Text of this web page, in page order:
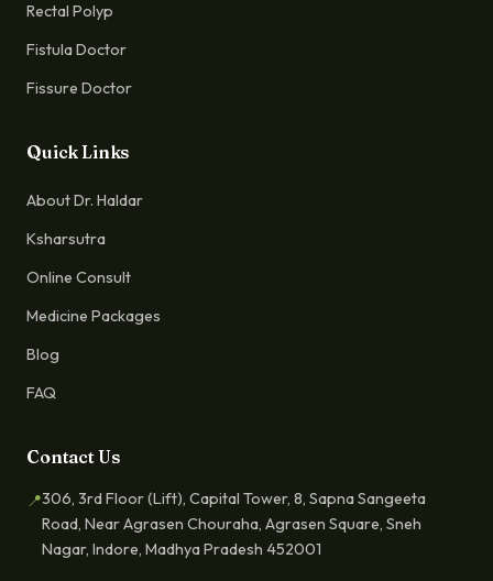
Rectal Polyp
Fistula Doctor
Fissure Doctor
Quick Links
About Dr. Haldar
Ksharsutra
Online Consult
Medicine Packages
Blog
FAQ
Contact Us
📍306, 3rd Floor (Lift), Capital Tower, 8, Sapna Sangeeta
Road, Near Agrasen Chouraha, Agrasen Square, Sneh
Nagar, Indore, Madhya Pradesh 452001